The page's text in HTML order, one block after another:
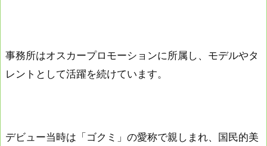
事務所はオスカープロモーションに所属し、モデルやタ
レントとして活躍を続けています。
デビュー当時は「ゴクミ」の愛称で親しまれ、国民的美